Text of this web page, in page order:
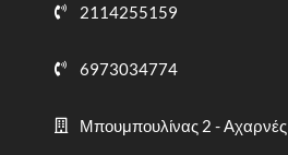
2114255159
6973034774
Μπουμπουλίνας 2 - Αχαρνές